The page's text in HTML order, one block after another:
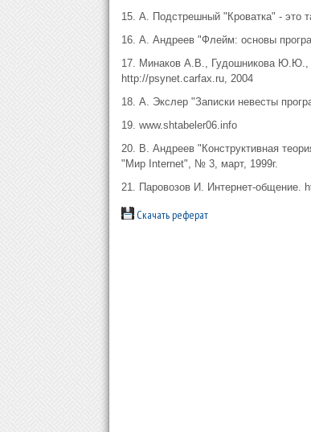
15. А. Подстрешный "Кроватка" - это
16. А. Андреев "Флейм: основы
17. Минаков А.В., Гудошникова Ю.Ю.,
http://psynet.carfax.ru, 2004
18. А. Экслер "Записки невесты
19. www.shtabeler06.info
20. В. Андреев "Конструктивная
"Мир Internet", № 3, март, 1999г.
21. Паровозов И. Интернет-общение.
Скачать реферат